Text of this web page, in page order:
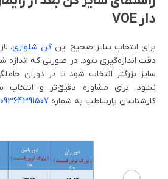
دار VOE
برای انتخاب سایز صحیح این گن شلواری،
دقت اندازه‌گیری شود. در صورتی که اندازه
سایز بزرگتر انتخاب شود تا در دوران
نشود. برای مشاوره دقیق‌تر و انتخاب
کارشناسان پارساطب به شماره 09364391507